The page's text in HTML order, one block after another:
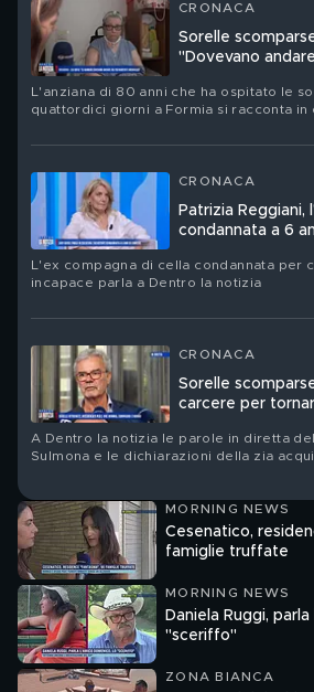
CRONACA
Sorelle
"Dovevano
L'anziana di 80 anni che ha ospitato le
quattordici giorni a Formia si racconta in
CRONACA
Patrizia Reggiani,
condannata a 6
L'ex compagna di cella condannata per
incapace parla a Dentro la notizia
CRONACA
Sorelle
carcere per
A Dentro la notizia le parole in diretta
Sulmona e le dichiarazioni della zia
MORNING NEWS
Cesenatico,
famiglie truffate
MORNING NEWS
Daniela Ruggi,
"sceriffo"
ZONA BIANCA